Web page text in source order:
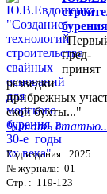
пред-
разведки
прибрежных
ской бухты..."
Читать
Год издания: 2025
№ журнала: 01
Стр. : 119-123